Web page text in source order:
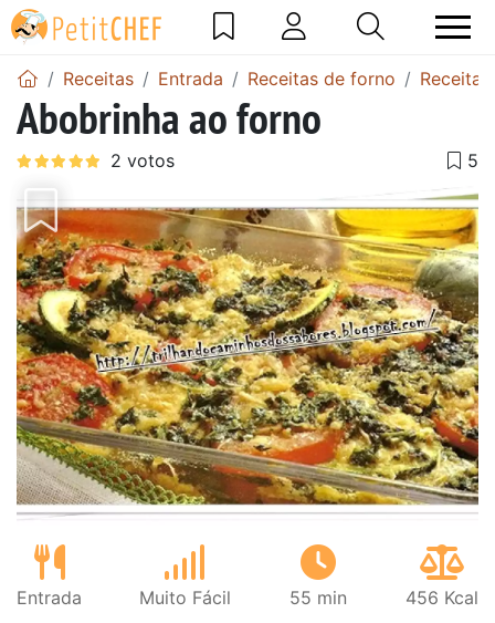
Receitas Entrada Receitas de forno
Abobrinha ao forno
Entrada Muito Fácil 55 min 456 Kcal